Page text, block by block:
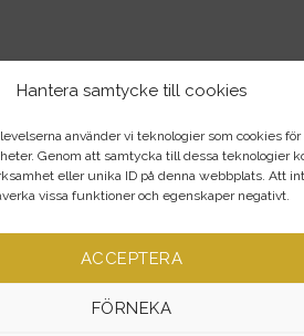
Hantera samtycke till cookies
använder vi teknologier som cookies
Genom att samtycka till dessa teknologier
eller unika ID på denna webbplats. Att
vissa funktioner och egenskaper negativt.
ACCEPTERA
FÖRNEKA